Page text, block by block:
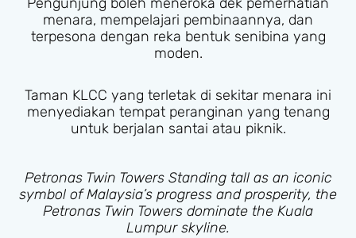
menara, mempelajari pembinaannya, dan
terpesona dengan reka bentuk senibina yang
moden.
Taman KLCC yang terletak di sekitar menara ini
menyediakan tempat peranginan yang tenang
untuk berjalan santai atau piknik.
Petronas Twin Towers Standing tall as an iconic
symbol of Malaysia’s progress and prosperity, the
Petronas Twin Towers dominate the Kuala
Lumpur skyline.